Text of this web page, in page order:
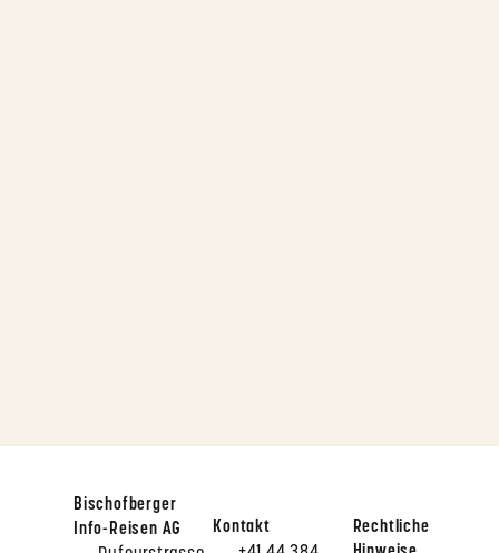
Bischofberger
Info-Reisen AG
Kontakt
Rechtliche